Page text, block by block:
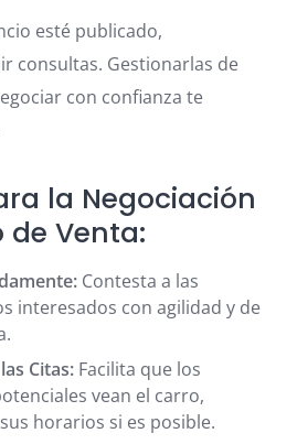
esté publicado,
consultas. Gestionarlas de
con confianza te
la Negociación
de Venta:
Contesta a las
interesados con agilidad y de
Citas: Facilita que los
vean el carro,
horarios si es posible.